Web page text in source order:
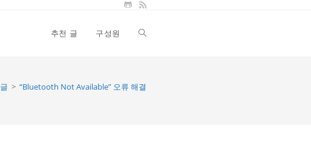
추천 글 구성원 Toggle
글 > “Bluetooth Not Available” 오류 해결